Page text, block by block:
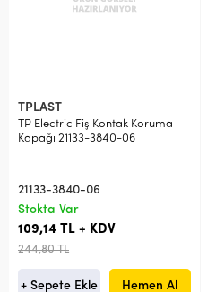
TPLAST
TP Electric Fiş Kontak Koruma
Kapağı 21133-3840-06
21133-3840-06
Stokta Var
109,14 TL + KDV
244,80 TL
+ Sepete Ekle Hemen Al